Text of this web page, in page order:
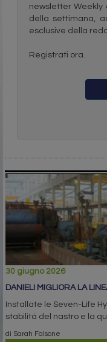
newsletter Weekly
della settimana,
esclusive della
Registrati ora.
30 giugno 2026
DANIELI MIGLIORA LA
Installate le Seven-Life
stabilità del nastro e la
di Sarah Falsone